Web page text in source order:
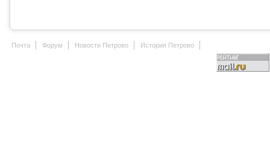
Почта Форум Новости Петрово История Петрово